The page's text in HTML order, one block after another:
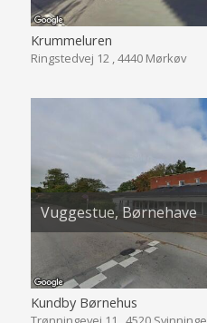
Krummeluren
Ringstedvej 12 , 4440 Mørkøv
Vuggestue, Børnehave
Kundby Børnehus